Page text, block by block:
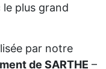
plus grand
par notre
de SARTHE –